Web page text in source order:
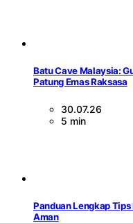
Batu Cave Malaysia:
Patung Emas Raksasa
30.07.26
5 min
Panduan Lengkap
Aman